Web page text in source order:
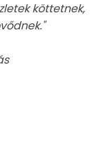
köttetnek,